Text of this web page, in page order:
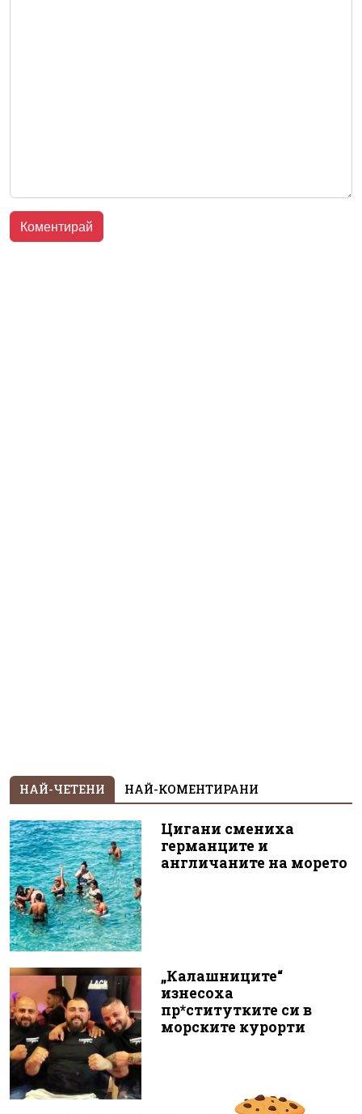
НАЙ-ЧЕТЕНИ НАЙ-КОМЕНТИРАНИ
Цигани смениха
германците и
англичаните на морето
„Калашниците“
изнесоха
пр*ститутките си в
морските курорти